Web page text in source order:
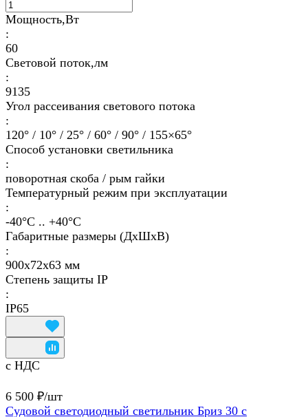
Мощность,Вт
:
60
Световой поток,лм
:
9135
Угол рассеивания светового потока
:
120° / 10° / 25° / 60° / 90° / 155×65°
Способ установки светильника
:
поворотная скоба / рым гайки
Температурный режим при эксплуатации
:
-40°С .. +40°C
Габаритные размеры (ДхШхВ)
:
900х72х63 мм
Степень защиты IP
:
IP65
с НДС
6 500 ₽/шт
Судовой светодиодный светильник Бриз 30 с